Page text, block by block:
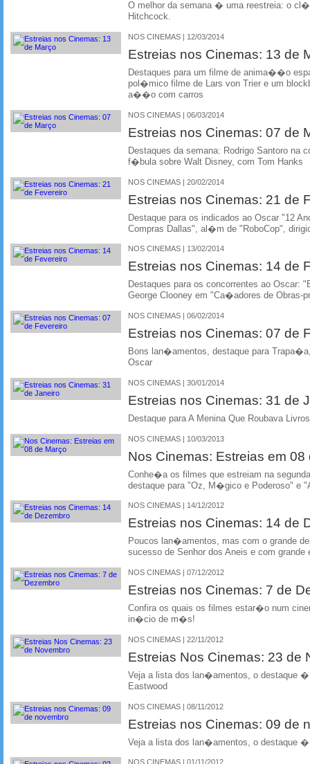
O melhor da semana � uma reestreia: o
Hitchcock.
NOS CINEMAS | 12/03/2014
Estreias nos Cinemas: 13 de
Destaques para um filme de anima��o
pol�mico filme de Lars von Trier e um
a��o com carros
NOS CINEMAS | 06/03/2014
Estreias nos Cinemas: 07 de
Destaques da semana: Rodrigo Santoro
f�bula sobre Walt Disney, com Tom Hanks
NOS CINEMAS | 20/02/2014
Estreias nos Cinemas: 21 de
Destaque para os indicados ao Oscar "12
Compras Dallas", al�m de "RoboCop",
NOS CINEMAS | 13/02/2014
Estreias nos Cinemas: 14 de
Destaques para os concorrentes ao Oscar:
George Clooney em "Ca�adores de Obras-
NOS CINEMAS | 06/02/2014
Estreias nos Cinemas: 07 de
Bons lan�amentos, destaque para
Oscar
NOS CINEMAS | 30/01/2014
Estreias nos Cinemas: 31 de
Destaque para A Menina Que Roubava
NOS CINEMAS | 10/03/2013
Nos Cinemas: Estreias em
Conhe�a os filmes que estreiam na
destaque para "Oz, M�gico e Poderoso" e
NOS CINEMAS | 14/12/2012
Estreias nos Cinemas: 14 de
Poucos lan�amentos, mas com o grande
sucesso de Senhor dos Aneis e com grande
NOS CINEMAS | 07/12/2012
Estreias nos Cinemas: 7 de
Confira os quais os filmes estar�o num
in�cio de m�s!
NOS CINEMAS | 22/11/2012
Estreias Nos Cinemas: 23 de
Veja a lista dos lan�amentos, o destaque
Eastwood
NOS CINEMAS | 08/11/2012
Estreias nos Cinemas: 09 de
Veja a lista dos lan�amentos, o destaque
NOS CINEMAS | 01/11/2012